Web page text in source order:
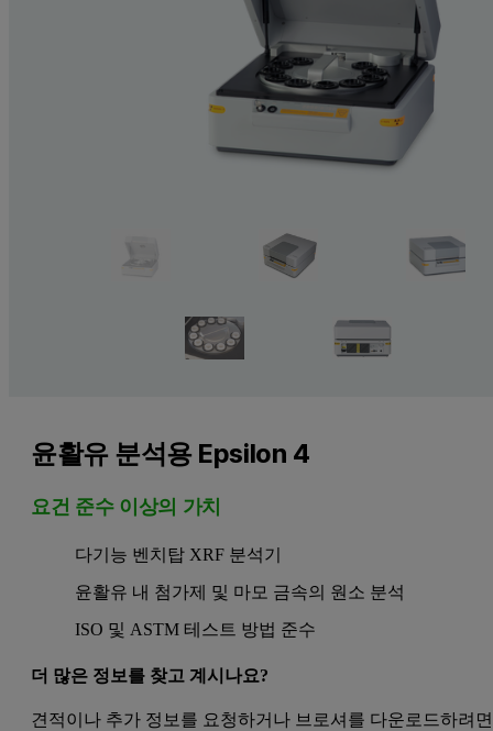
윤활유 분석용 Epsilon 4
요건 준수 이상의 가치
다기능 벤치탑 XRF 분석기
윤활유 내 첨가제 및 마모 금속의 원소 분석
ISO 및 ASTM 테스트 방법 준수
더 많은 정보를 찾고 계시나요?
견적이나 추가 정보를 요청하거나 브로셔를 다운로드하려면